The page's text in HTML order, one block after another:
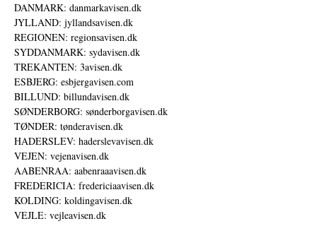
DANMARK: danmarkavisen.dk
JYLLAND: jyllandsavisen.dk
REGIONEN: regionsavisen.dk
SYDDANMARK: sydavisen.dk
TREKANTEN: 3avisen.dk
ESBJERG: esbjergavisen.com
BILLUND: billundavisen.dk
SØNDERBORG: sønderborgavisen.dk
TØNDER: tønderavisen.dk
HADERSLEV: haderslevavisen.dk
VEJEN: vejenavisen.dk
AABENRAA: aabenraaavisen.dk
FREDERICIA: fredericiaavisen.dk
KOLDING: koldingavisen.dk
VEJLE: vejleavisen.dk